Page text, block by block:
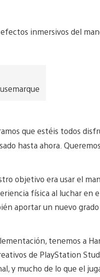
que estéis todos
hasta ahora.
objetivo era usar el
física al luchar en
aportar un nuevo
tenemos a
de PlayStation
y mucho de lo que el